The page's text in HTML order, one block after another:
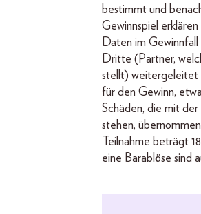
bestimmt und
Gewinnspiel
Daten im Gewinnfall
Dritte (Partner,
stellt) weitergeleitet
für den Gewinn,
Schäden, die mit
stehen,
Teilnahme beträgt
eine Barablöse sind